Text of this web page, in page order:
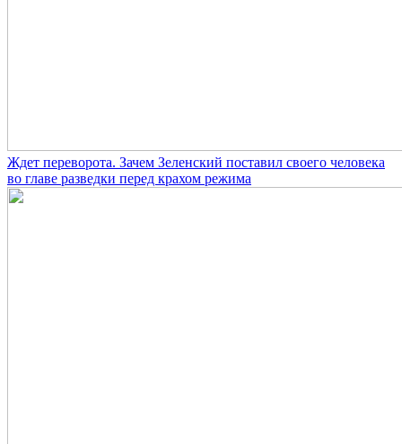
Ждет переворота. Зачем Зеленский поставил своего человека
во главе разведки перед крахом режима